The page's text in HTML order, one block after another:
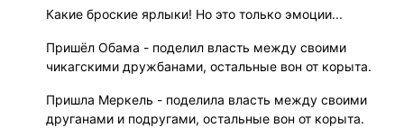
Какие броские ярлыки! Но это только эмоции...
Пришёл Обама - поделил власть между своими
чикагскими дружбанами, остальные вон от корыта.
Пришла Меркель - поделила власть между своими
друганами и подругами, остальные вон от корыта.